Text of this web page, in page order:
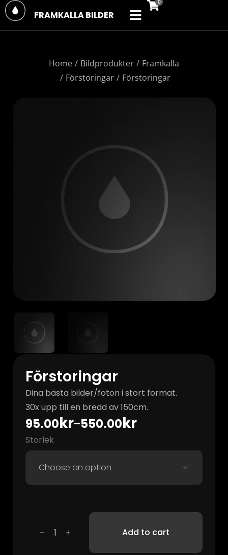
FRAMKALLA BILDER
You are here:
Home Bildprodukter
Framkalla
Förstoringar
Förstoringar
Förstoringar
Dina bästa bilder/foton i stort format.
30x upp till en bredd av 150cm.
95.00kr–550.00kr
Storlek
Add to cart